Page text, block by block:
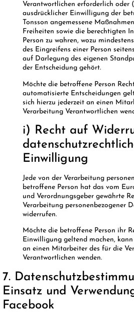
Verantwortlichen erforderlich
ausdrücklicher Einwilligung der
Tonsson angemessene
Freiheiten sowie die berechtigten
Person zu wahren, wozu
des Eingreifens einer Person
auf Darlegung des eigenen
der Entscheidung gehört.
Möchte die betroffene Person
automatisierte Entscheidungen
sich hierzu jederzeit an einen
Verarbeitung Verantwortlichen
i) Recht auf
Einwilligung
Jede von der Verarbeitung
betroffene Person hat das vom
und Verordnungsgeber gewährte
Verarbeitung personenbezogener
widerrufen.
Möchte die betroffene Person ihr
Einwilligung geltend machen,
an einen Mitarbeiter des für die
Verantwortlichen wenden.
7.
Einsatz und
Facebook